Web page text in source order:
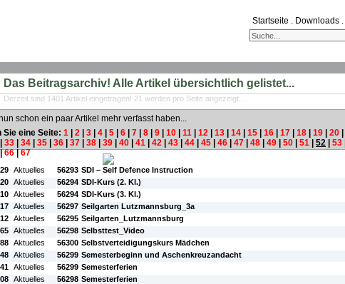
Startseite . Downloads .
Das Beitragsarchiv! Alle Artikel übersichtlich gelistet...
Derzeit sind 1401 Artikel eingetragen! 21 werden pro Seite angezeigt...
schon ein paar Artikel mehr verfasst haben...
Sie eine Seite: 1 2 3 4 5 6 7 8 9 10 11 12 13 14 15 16 17 18 19 20
33 34 35 36 37 38 39 40 41 42 43 44 45 46 47 48 49 50 51 52 53
66|67
#Rubrik:
Aktuelles 56293 SDI – Self Defence Instruction
Aktuelles 56294 SDI-Kurs (2. Kl.)
Aktuelles 56294 SDI-Kurs (3. Kl.)
Aktuelles 56297 Seilgarten Lutzmannsburg_3a
Aktuelles 56295 Seilgarten_Lutzmannsburg
Aktuelles 56298 Selbsttest_Video
Aktuelles 56300 Selbstverteidigungskurs Mädchen
Aktuelles 56299 Semesterbeginn und Aschenkreuzandacht
Aktuelles 56299 Semesterferien
Aktuelles 56298 Semesterferien